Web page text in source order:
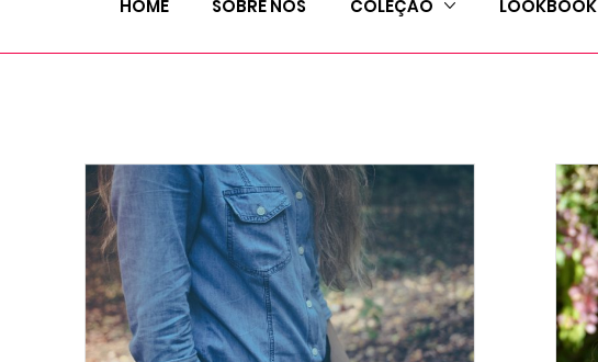
HOME SOBRE NÓS COLEÇÃO LOOKBOOK